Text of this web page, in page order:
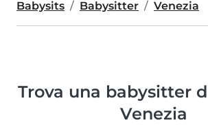
Babysits Babysitter Venezia
Trova una babysitter
Venezia